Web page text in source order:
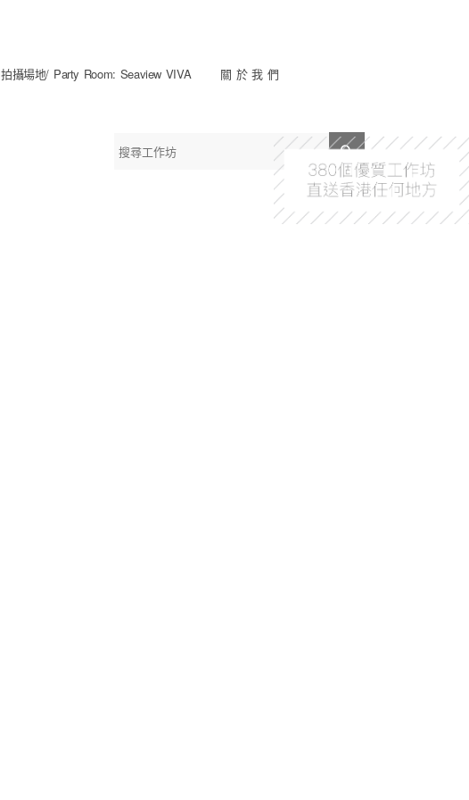
拍攝場地/ Party Room: Seaview VIVA 關 於 我 們